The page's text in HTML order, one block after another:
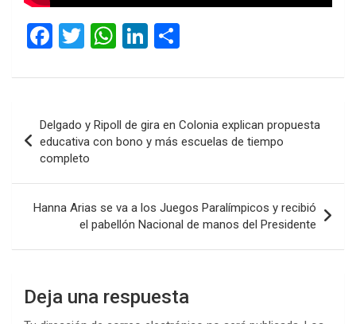
F
ce
b
o
o
k
T
tt
er
W
at
s
A
p
Li
ke
dI
n
m
p
ar
de
entradas
Delgado y Ripoll de gira en Colonia explican propuesta
educativa con bono y más escuelas de tiempo
completo
Hanna Arias se va a los Juegos Paralímpicos y recibió
el pabellón Nacional de manos del Presidente
Deja una respuesta